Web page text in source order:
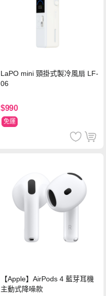
LaPO mini 頸掛式製冷風扇 LF-
06
$990
免運
【Apple】AirPods 4 藍芽耳機
主動式降噪款